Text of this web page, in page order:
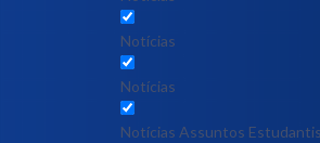
Notícias
Notícias
Notícias Assuntos Estudantis